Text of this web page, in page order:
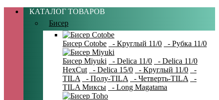
КАТАЛОГ ТОВАРОВ
Бисер
Бисер Cotobe - Круглый 11/0 - Рубка 11/0
Бисер Miyuki - Delica 11/0
- Delica 11/0
HexCut
- Delica 15/0 - Круглый 11/0
-
TILA
- Полу-TILA - Четверть-TILA
-
TILA Миксы
- Long Magatama